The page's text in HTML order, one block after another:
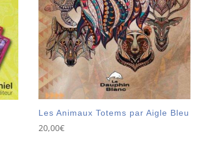
Les Animaux Totems par Aigle Bleu
20,00€